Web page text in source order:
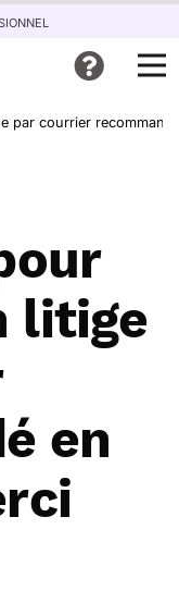
par courrier
litige
en